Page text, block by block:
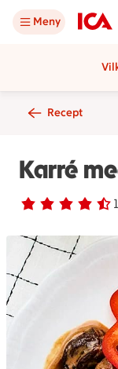
Meny
Recept
Karré
Betyg 4.3 av 5.
13 personer har